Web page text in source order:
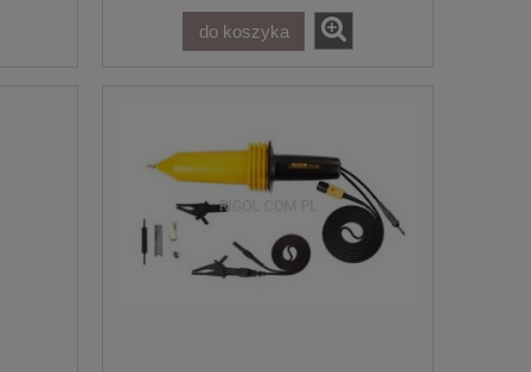
do koszyka